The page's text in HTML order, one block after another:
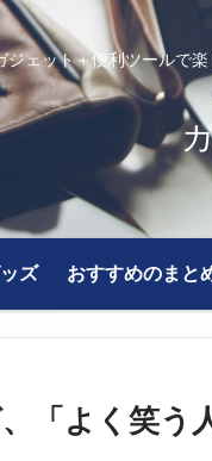
ジェット＋便利ツールで
ズ おすすめのまと
「よく笑う